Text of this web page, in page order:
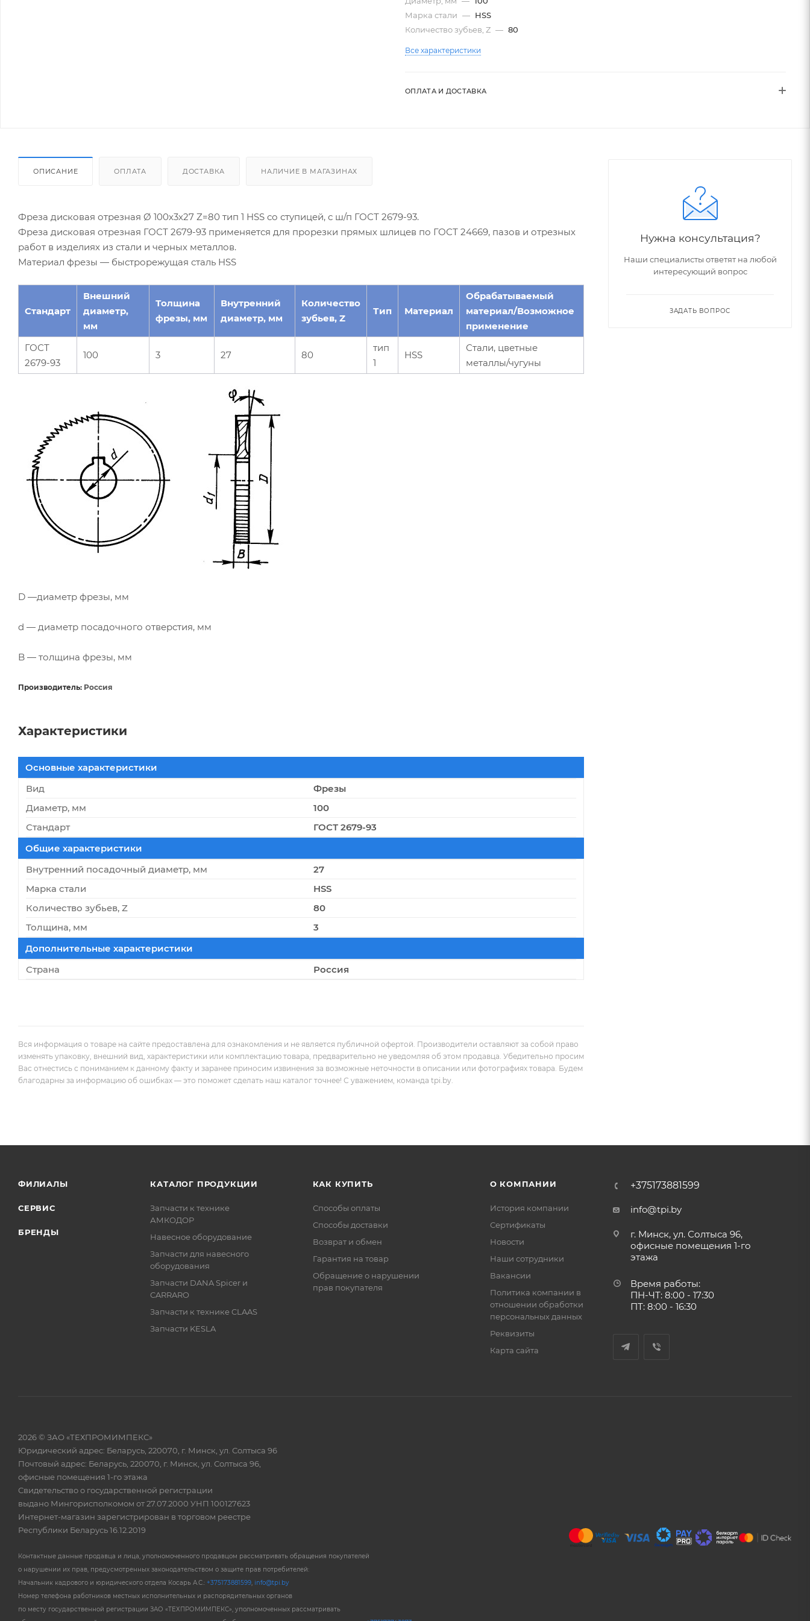
Марка стали — HSS
Количество зубьев, Z — 80
Все характеристики
ОПЛАТА И ДОСТАВКА
ОПИСАНИЕ ОПЛАТА ДОСТАВКА НАЛИЧИЕ В МАГАЗИНАХ
Фреза дисковая отрезная Ø 100х3х27 Z=80 тип 1 HSS со ступицей, с ш/п ГОСТ 2679-93.
Фреза дисковая отрезная ГОСТ 2679-93 применяется для прорезки прямых шлицев по ГОСТ 24669, пазов и отрезных
работ в изделиях из стали и черных металлов.
Материал фрезы — быстрорежущая сталь HSS
Стандарт
Внешний
диаметр,
мм
Толщина
фрезы, мм
Внутренний
диаметр, мм
Количество
зубьев, Z
Тип Материал
Обрабатываемый
материал/Возможное
применение
ГОСТ
2679-93
100 3 27 80
тип
1
HSS
Стали, цветные
металлы/чугуны
D —диаметр фрезы, мм
d — диаметр посадочного отверстия, мм
B — толщина фрезы, мм
Производитель: Россия
Характеристики
Основные характеристики
Вид
Фрезы
Диаметр, мм
100
Стандарт
ГОСТ 2679-93
Общие характеристики
Внутренний посадочный диаметр, мм
27
Марка стали
HSS
Количество зубьев, Z
80
Толщина, мм
3
Дополнительные характеристики
Страна
Россия
Вся информация о товаре на сайте предоставлена для ознакомления и не является публичной офертой. Производители оставляют за собой право
изменять упаковку, внешний вид, характеристики или комплектацию товара, предварительно не уведомляя об этом продавца. Убедительно просим
Вас отнестись с пониманием к данному факту и заранее приносим извинения за возможные неточности в описании или фотографиях товара. Будем
благодарны за информацию об ошибках — это поможет сделать наш каталог точнее! С уважением, команда tpi.by.
Нужна консультация?
Наши специалисты ответят на любой
интересующий вопрос
ЗАДАТЬ ВОПРОС
ФИЛИАЛЫ
СЕРВИС
БРЕНДЫ
КАТАЛОГ ПРОДУКЦИИ
Запчасти к технике
АМКОДОР
Навесное оборудование
Запчасти для навесного
оборудования
Запчасти DANA Spicer и
CARRARO
Запчасти к технике CLAAS
Запчасти KESLA
КАК КУПИТЬ
Способы оплаты
Способы доставки
Возврат и обмен
Гарантия на товар
Обращение о нарушении
прав покупателя
О КОМПАНИИ
История компании
Сертификаты
Новости
Наши сотрудники
Вакансии
Политика компании в
отношении обработки
персональных данных
Реквизиты
Карта сайта
+375173881599
info@tpi.by
г. Минск, ул. Солтыса 96,
офисные помещения 1-го
этажа
Время работы:
ПН-ЧТ: 8:00 - 17:30
ПТ: 8:00 - 16:30
2026 © ЗАО «ТЕХПРОМИМПЕКС»
Юридический адрес: Беларусь, 220070, г. Минск, ул. Солтыса 96
Почтовый адрес: Беларусь, 220070, г. Минск, ул. Солтыса 96,
офисные помещения 1-го этажа
Свидетельство о государственной регистрации
выдано Мингорисполкомом от 27.07.2000 УНП 100127623
Интернет-магазин зарегистрирован в торговом реестре
Республики Беларусь 16.12.2019
Контактные данные продавца и лица, уполномоченного продавцом рассматривать обращения покупателей
о нарушении их прав, предусмотренных законодательством о защите прав потребителей:
Начальник кадрового и юридического отдела Косарь А.С.: +375173881599, info@tpi.by
Номер телефона работников местных исполнительных и распорядительных органов
по месту государственной регистрации ЗАО «ТЕХПРОМИМПЕКС», уполномоченных рассматривать